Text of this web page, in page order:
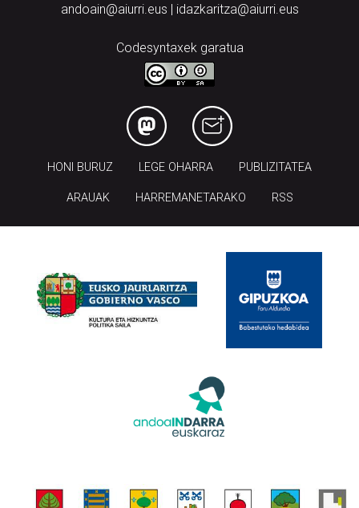
andoain@aiurri.eus | idazkaritza@aiurri.eus
Codesyntaxek garatua
HONI BURUZ LEGE OHARRA PUBLIZITATEA
ARAUAK HARREMANETARAKO RSS